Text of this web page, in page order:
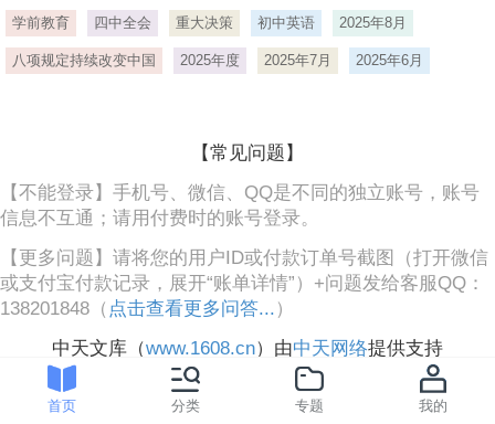
学前教育 四中全会 重大决策 初中英语 2025年8月
八项规定持续改变中国 2025年度 2025年7月 2025年6月
【常见问题】
【不能登录】手机号、微信、QQ是不同的独立账号，账号
信息不互通；请用付费时的账号登录。
【更多问题】请将您的用户ID或付款订单号截图（打开微信
或支付宝付款记录，展开“账单详情”）+问题发给客服QQ：
138201848（ 点击查看更多问答... ）
中天文库（www.1608.cn）由中天网络提供支持
首页 分类 专题 我的